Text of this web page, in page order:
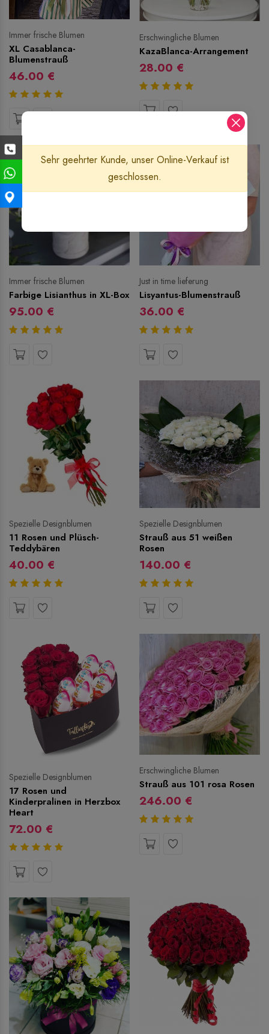
Immer frische Blumen
XL Casablanca-
Blumenstrauß
46.00 €
Erschwingliche Blumen
KazaBlanca-Arrangement
28.00 €
Immer frische Blumen
Farbige Lisianthus in XL-Box
95.00 €
Just in time lieferung
Lisyantus-Blumenstrauß
36.00 €
Spezielle Designblumen
11 Rosen und Plüsch-
Teddybären
40.00 €
Spezielle Designblumen
Strauß aus 51 weißen
Rosen
140.00 €
Spezielle Designblumen
17 Rosen und
Kinderpralinen in Herzbox
Heart
72.00 €
Erschwingliche Blumen
Strauß aus 101 rosa Rosen
246.00 €
Sehr geehrter Kunde, unser Online-Verkauf ist
geschlossen.